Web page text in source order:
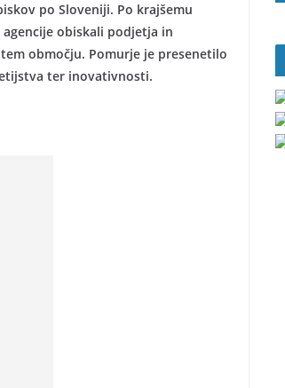
po Sloveniji. Po krajšemu
obiskali podjetja in
območju. Pomurje je presenetilo
ter inovativnosti.